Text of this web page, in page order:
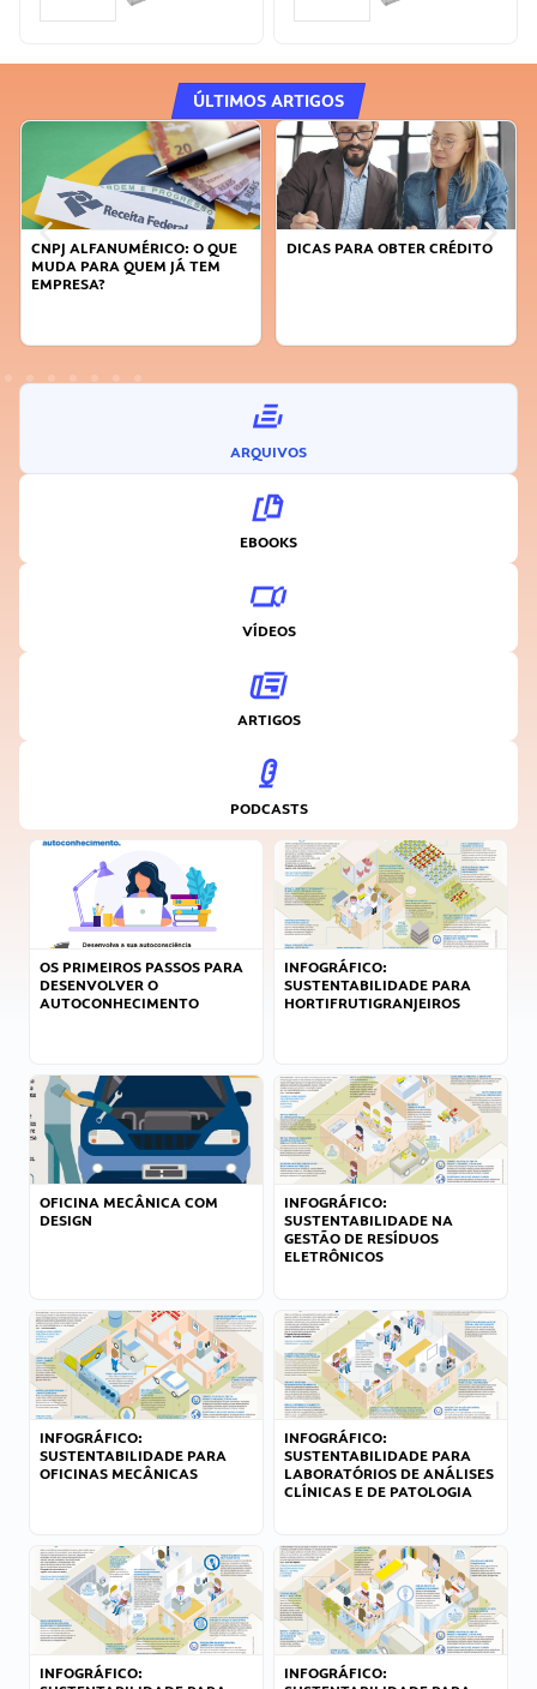
ÚLTIMOS ARTIGOS
DICAS PARA OBTER CRÉDITO
FAÇA A DIFERENÇA: SEJA
ARQUIVOS
EBOOKS
VÍDEOS
ARTIGOS
PODCASTS
OS PRIMEIROS PASSOS PARA
DESENVOLVER O
AUTOCONHECIMENTO
INFOGRÁFICO:
SUSTENTABILIDADE PARA
HORTIFRUTIGRANJEIROS
OFICINA MECÂNICA COM
DESIGN
INFOGRÁFICO:
SUSTENTABILIDADE NA
GESTÃO DE RESÍDUOS
ELETRÔNICOS
INFOGRÁFICO:
SUSTENTABILIDADE PARA
OFICINAS MECÂNICAS
INFOGRÁFICO:
SUSTENTABILIDADE PARA
LABORATÓRIOS DE ANÁLISES
CLÍNICAS E DE PATOLOGIA
INFOGRÁFICO:
INFOGRÁFICO: